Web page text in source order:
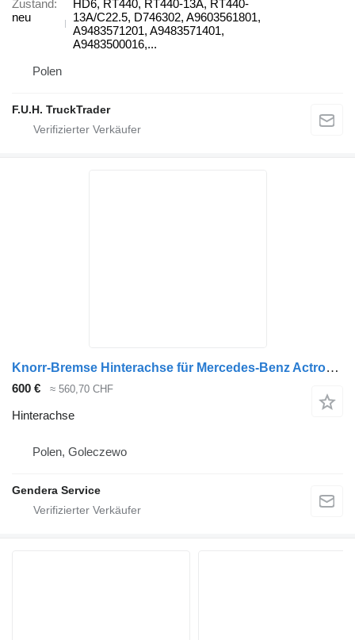
Zustand
neu
HD6, RT440, RT440-13A, RT440-
13A/C22.5, D746302, A9603561801,
A9483571201, A9483571401,
A9483500016,...
Polen
F.U.H. TruckTrader
Knorr-Bremse Hinterachse für Mercedes-Benz Actros MP4 LKW
600 € ≈ 560,70 CHF
Hinterachse
Polen, Goleczewo
Gendera Service